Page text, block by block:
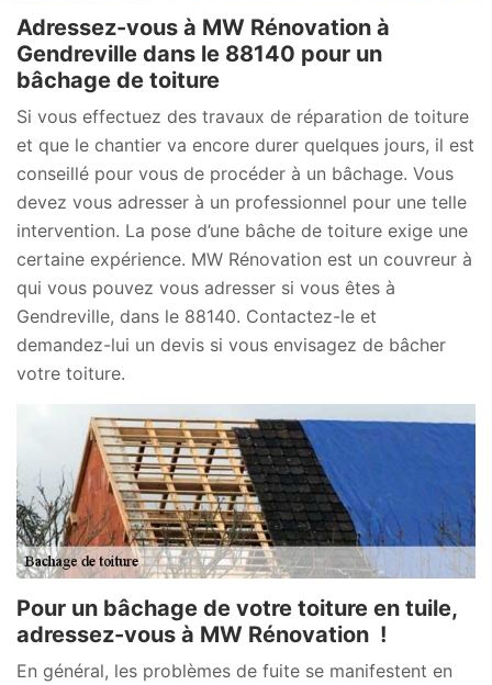
Adressez-vous à MW Rénovation à
Gendreville dans le 88140 pour un
bâchage de toiture
Si vous effectuez des travaux de réparation de toiture
et que le chantier va encore durer quelques jours, il est
conseillé pour vous de procéder à un bâchage. Vous
devez vous adresser à un professionnel pour une telle
intervention. La pose d’une bâche de toiture exige une
certaine expérience. MW Rénovation est un couvreur à
qui vous pouvez vous adresser si vous êtes à
Gendreville, dans le 88140. Contactez-le et
demandez-lui un devis si vous envisagez de bâcher
votre toiture.
Pour un bâchage de votre toiture en tuile,
adressez-vous à MW Rénovation !
En général, les problèmes de fuite se manifestent en